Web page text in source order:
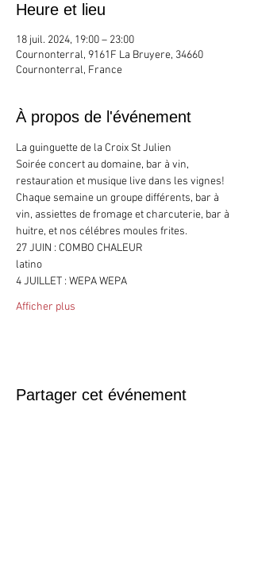
Heure et lieu
18 juil. 2024, 19:00 – 23:00
Cournonterral, 9161F La Bruyere, 34660
Cournonterral, France
À propos de l'événement
La guinguette de la Croix St Julien
Soirée concert au domaine, bar à vin,
restauration et musique live dans les vignes!
Chaque semaine un groupe différents, bar à
vin, assiettes de fromage et charcuterie, bar à
huitre, et nos célébres moules frites.
27 JUIN : COMBO CHALEUR
latino
4 JUILLET : WEPA WEPA
Afficher plus
Partager cet événement